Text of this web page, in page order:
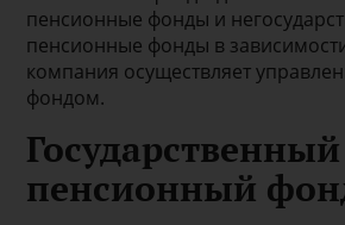
пенсионные фонды и
пенсионные фонды в зависимости
компания осуществляет
фондом.
Государственный
пенсионный